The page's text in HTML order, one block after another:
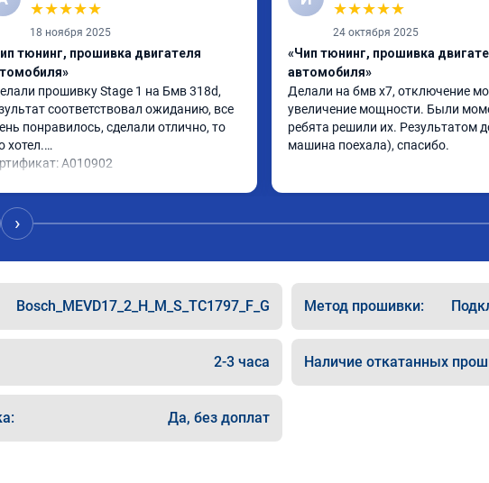
★★★★★
18 ноября 2025
тюнинг, прошивка двигателя
прошивку Stage 1 на Бмв 318d,
соответствовал ожиданию, все
понравилось, сделали отлично, то
хотел.
A010902
★★★★★
24 октября 2025
«Чип тюнинг, прошивка
автомобиля»
Делали на бмв х7, отключение
увеличение мощности. Были
ребята решили их. Результатом
машина поехала), спасибо.
›
Bosch_MEVD17_2_H_M_S_TC1797_F_G Метод прошивки:
2-3 часа Наличие откатанных
Да, без доплат